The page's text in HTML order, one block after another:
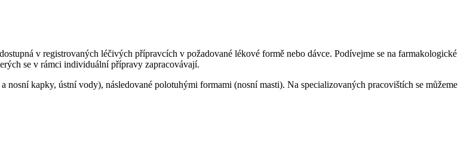
v registrovaných léčivých přípravcích v požadované lékové formě nebo dávce. Podívejme se na farmakologické
se v rámci individuální přípravy zapracovávají.
kapky, ústní vody), následované polotuhými formami (nosní masti). Na specializovaných pracovištích se můžeme